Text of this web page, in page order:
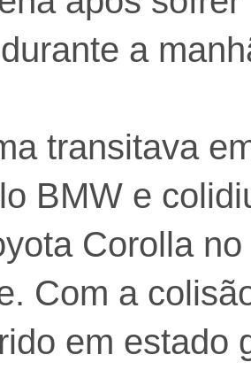
a
transitava
BMW e
Corolla
Com a
em estado